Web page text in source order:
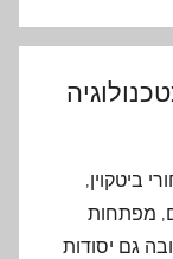
כטכנולוגיה
ביטקוין,
מפתחות
גם יסודות